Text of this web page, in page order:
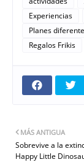
Experiencias
Planes
Regalos Frikis
MÁS ANTIGUA
Sobrevive a la
Happy Little